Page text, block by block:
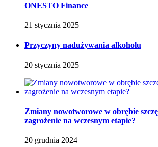
ONESTO Finance
21 stycznia 2025
Przyczyny nadużywania alkoholu
20 stycznia 2025
Zmiany nowotworowe w obrębie
zagrożenie na wczesnym etapie?
20 grudnia 2024